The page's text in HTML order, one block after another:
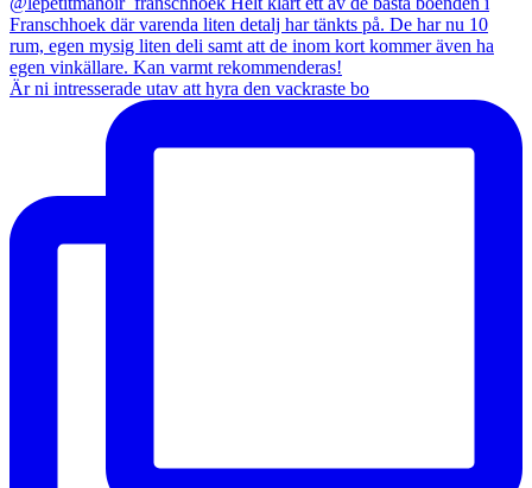
Är ni intresserade utav att hyra den vackraste bo